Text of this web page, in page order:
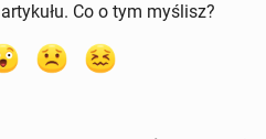
Co o tym myślisz?